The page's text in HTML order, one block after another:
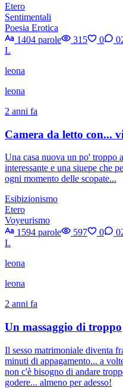
Etero
Sentimentali
Poesia Erotica
1404 parole
315 0 0
L
leona
leona
2 anni fa
Camera da letto con...
Una casa nuova un po' troppo
interessante e una siuepe che
ogni momento delle scopate...
Esibizionismo
Etero
Voyeurismo
1594 parole
597 0 0
L
leona
leona
2 anni fa
Un massaggio di troppo
Il sesso matrimoniale diventa
minuti di appagamento... a
non c'è bisogno di andare
godere... almeno per adesso!